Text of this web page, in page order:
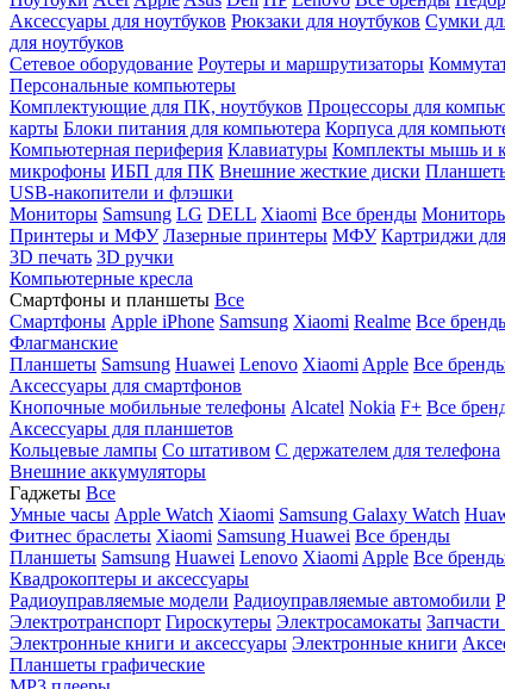
Аксессуары для ноутбуков Рюкзаки для ноутбуков Сумки
для ноутбуков
Сетевое оборудование Роутеры и маршрутизаторы
Персональные компьютеры
Комплектующие для ПК, ноутбуков Процессоры для
карты Блоки питания для компьютера Корпуса для
Компьютерная периферия Клавиатуры Комплекты мышь и
микрофоны ИБП для ПК Внешние жесткие диски
USB-накопители и флэшки
Мониторы Samsung LG DELL Xiaomi Все бренды
Принтеры и МФУ Лазерные принтеры МФУ Картриджи
3D печать 3D ручки
Компьютерные кресла
Смартфоны и планшеты Все
Смартфоны Apple iPhone Samsung Xiaomi Realme Все
Флагманские
Планшеты Samsung Huawei Lenovo Xiaomi Apple Все
Аксессуары для смартфонов
Кнопочные мобильные телефоны Alcatel Nokia F+ Все
Аксессуары для планшетов
Кольцевые лампы Со штативом C держателем для телефона
Внешние аккумуляторы
Гаджеты Все
Умные часы Apple Watch Xiaomi Samsung Galaxy Watch
Фитнес браслеты Xiaomi Samsung Huawei Все бренды
Планшеты Samsung Huawei Lenovo Xiaomi Apple Все
Квадрокоптеры и аксессуары
Радиоуправляемые модели Радиоуправляемые автомобили
Электротранспорт Гироскутеры Электросамокаты Запчасти
Электронные книги и аксессуары Электронные книги
Планшеты графические